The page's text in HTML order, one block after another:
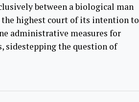
between a biological man
the highest court of its intention to
administrative measures for
sidestepping the question of